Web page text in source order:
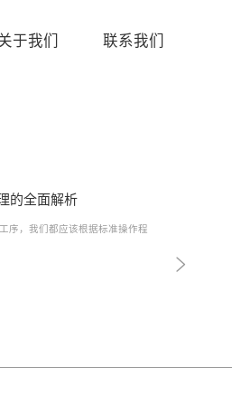
于我们 联系我们
的全面解析
序，我们都应该根据标准操作程